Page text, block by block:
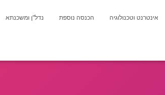
אינטרנט וטכנולוגיה הכנסה נוספת נדל"ן ומשכנתא